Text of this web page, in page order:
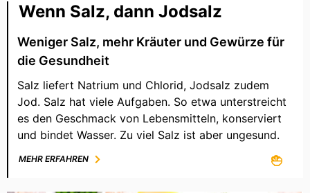
Wenn Salz, dann Jodsalz
Weniger Salz, mehr Kräuter und Gewürze für
die Gesundheit
Salz liefert Natrium und Chlorid, Jodsalz zudem
Jod. Salz hat viele Aufgaben. So etwa unterstreicht
es den Geschmack von Lebensmitteln, konserviert
und bindet Wasser. Zu viel Salz ist aber ungesund.
MEHR ERFAHREN